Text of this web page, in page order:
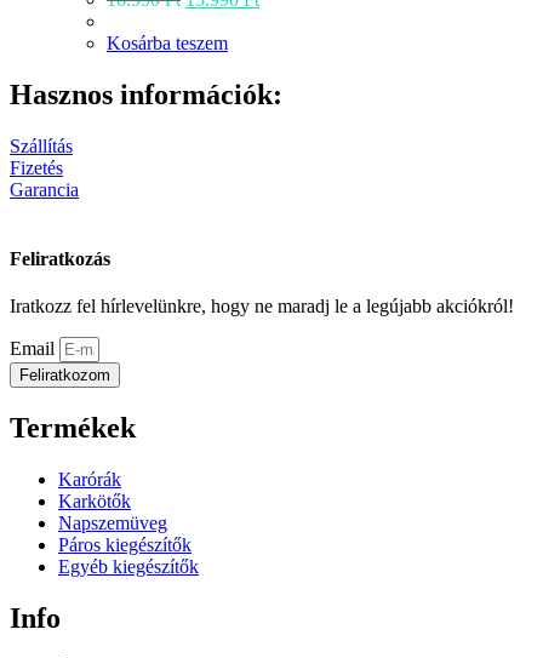
was:
Kosárba teszem
Hasznos információk:
Szállítás
Fizetés
Garancia
Feliratkozás
Iratkozz fel hírlevelünkre, hogy ne maradj le a legújabb akciókról!
Email
Feliratkozom
Termékek
Karórák
Karkötők
Napszemüveg
Páros kiegészítők
Egyéb kiegészítők
Info